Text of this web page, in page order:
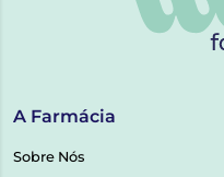
A Farmácia
Sobre Nós